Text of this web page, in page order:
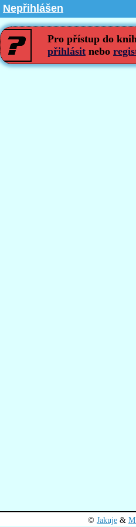
Nepřihlášen
Pro přístup do
přihlásit nebo
© Jakuje &